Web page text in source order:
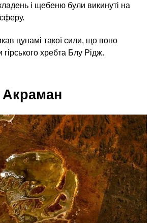
і щебеню були викинуті на
цунамі такої сили, що воно
хребта Блу Рідж.
Акраман